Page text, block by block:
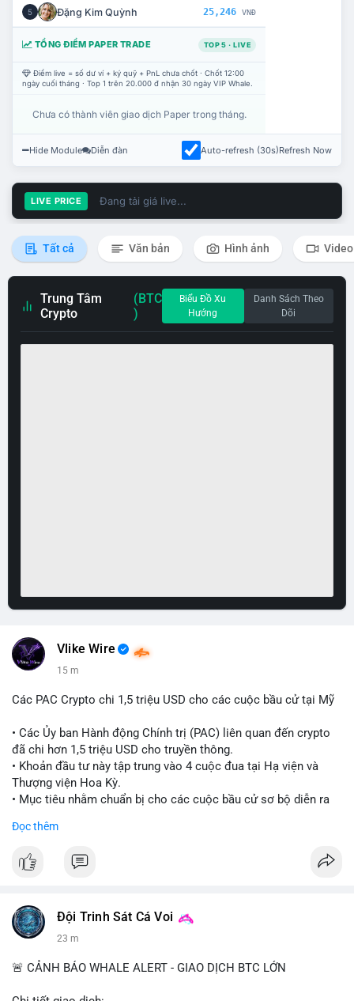
5 Đặng Kim Quỳnh 25,246 VNĐ
TỔNG ĐIỂM PAPER TRADE TOP 5 · LIVE
Điểm live = số dư ví + ký quỹ + PnL chưa chốt · Chốt 12:00
ngày cuối tháng · Top 1 trên 20.000 đ nhận 30 ngày VIP Whale.
Chưa có thành viên giao dịch Paper trong tháng.
Hide Module Diễn đàn Auto-refresh (30s)Refresh Now
LIVE PRICE Đang tải giá live...
Tất cả Văn bản Hình ảnh Video
Trung Tâm
Crypto
(BTC
)
Biểu Đồ Xu
Hướng
Danh Sách Theo
Dõi
Vlike Wire
15 m
Các PAC Crypto chi 1,5 triệu USD cho các cuộc bầu cử tại Mỹ
• Các Ủy ban Hành động Chính trị (PAC) liên quan đến crypto
đã chi hơn 1,5 triệu USD cho truyền thông.
• Khoản đầu tư này tập trung vào 4 cuộc đua tại Hạ viện và
Thượng viện Hoa Kỳ.
• Mục tiêu nhằm chuẩn bị cho các cuộc bầu cử sơ bộ diễn ra
#vlikevn #titanbot
Đọc thêm
Đội Trinh Sát Cá Voi
23 m
🚨 CẢNH BÁO WHALE ALERT - GIAO DỊCH BTC LỚN